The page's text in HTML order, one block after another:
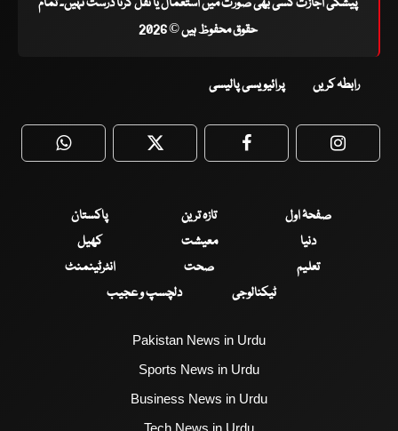
حقوق محفوظ ہیں © 2026
رابطہ کریں پرائیویسی پالیسی
WhatsApp Twitter Facebook
صفحۂ اول تازہ ترین
پاکستان
دنیا
معیشت
کھیل
تعلیم
صحت
انٹرٹینمنٹ
ٹیکنالوجی
دلچسپ و عجیب
Pakistan News in Urdu
Sports News in Urdu
Business News in Urdu
Tech News in Urdu